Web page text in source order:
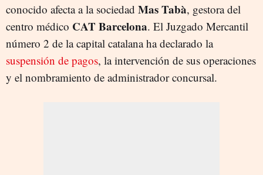
conocido afecta a la sociedad Mas Tabà, gestora del
centro médico CAT Barcelona. El Juzgado Mercantil
número 2 de la capital catalana ha declarado la
suspensión de pagos, la intervención de sus operaciones
y el nombramiento de administrador concursal.